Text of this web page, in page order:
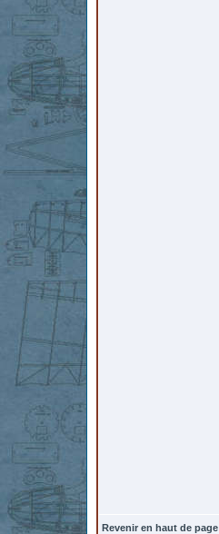
Revenir en haut de page